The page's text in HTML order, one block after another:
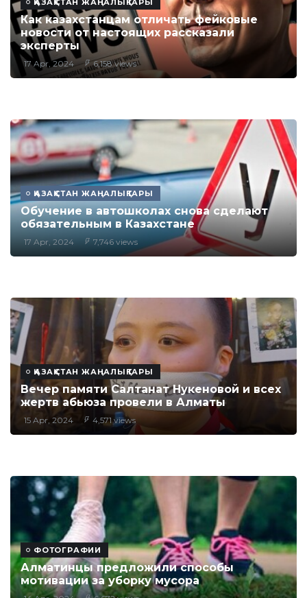
ҚАЗАҚСТАН ЖАҢАЛЫҚТАРЫ
Как казахстанцам отличать фейковые
новости от настоящих рассказали
эксперты
17 Apr, 2024 6,158 views
ҚАЗАҚСТАН ЖАҢАЛЫҚТАРЫ
Обучение в автошколах снова сделают
обязательным в Казахстане
17 Apr, 2024 7,746 views
ҚАЗАҚСТАН ЖАҢАЛЫҚТАРЫ
Вечер памяти Салтанат Нукеновой и всех
жертв абьюза провели в Алматы
15 Apr, 2024 4,571 views
ФОТОГРАФИИ
Алматинцы предложили способы
мотивации за уборку мусора